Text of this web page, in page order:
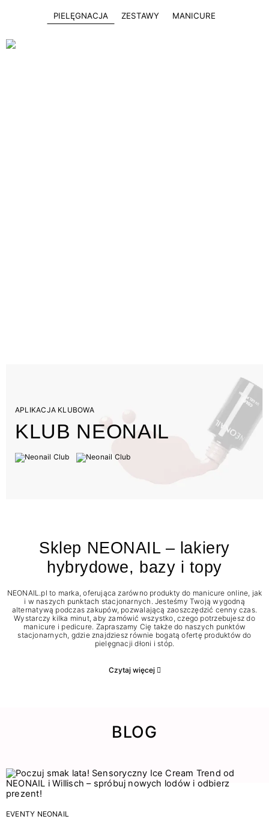
PIELĘGNACJA ZESTAWY MANICURE
APLIKACJA KLUBOWA
KLUB NEONAIL
Sklep NEONAIL – lakiery
hybrydowe, bazy i topy
NEONAIL.pl to marka, oferująca zarówno produkty do manicure online, jak
i w naszych punktach stacjonarnych. Jesteśmy Twoją wygodną
alternatywą podczas zakupów, pozwalającą zaoszczędzić cenny czas.
Wystarczy kilka minut, aby zamówić wszystko, czego potrzebujesz do
manicure i pedicure. Zapraszamy Cię także do naszych punktów
stacjonarnych, gdzie znajdziesz równie bogatą ofertę produktów do
pielęgnacji dłoni i stóp.
Czytaj więcej
BLOG
EVENTY NEONAIL